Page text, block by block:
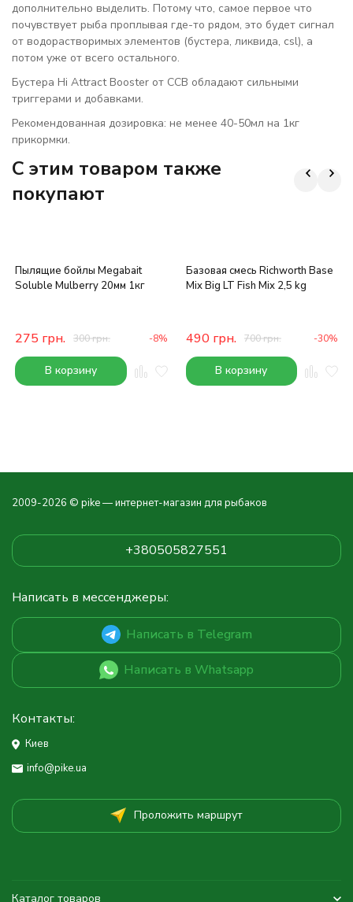
дополнительно выделить. Потому что, самое первое что
почувствует рыба проплывая где-то рядом, это будет сигнал
от водорастворимых элементов (бустера, ликвида, csl), а
потом уже от всего остального.
Бустера Hi Attract Booster от CCB обладают сильными
триггерами и добавками.
Рекомендованная дозировка: не менее 40-50мл на 1кг
прикормки.
C этим товаром также
покупают
Пылящие бойлы Megabait
Soluble Mulberry 20мм 1кг
275 грн. 300грн. -8%
В корзину
Базовая смесь Richworth Base
Mix Big LT Fish Mix 2,5 kg
490 грн. 700грн. -30%
В корзину
2009-2026 © pike — интернет-магазин для рыбаков
+380505827551
Написать в мессенджеры:
Написать в Telegram
Написать в Whatsapp
Контакты:
Киев
info@pike.ua
Проложить маршрут
Каталог товаров